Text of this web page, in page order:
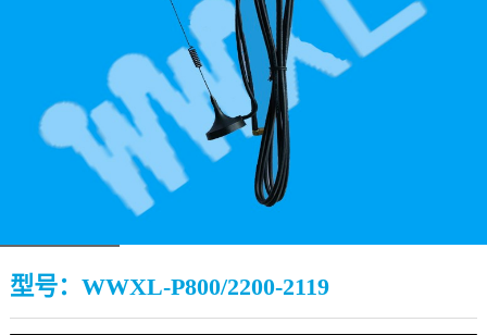
型号：WWXL-P800/2200-2119